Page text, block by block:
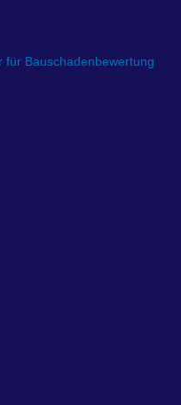
für Bauschadenbewertung